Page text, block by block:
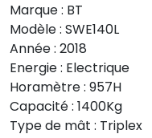
Marque : BT
Modèle : SWE140L
Année : 2018
Energie : Electrique
Horamètre : 957H
Capacité : 1400Kg
Type de mât : Triplex